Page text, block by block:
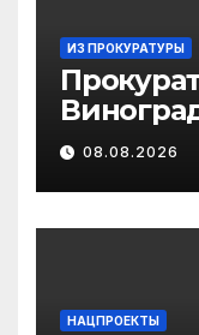
ИЗ ПРОКУРАТУРЫ
08.08.2026
НАЦПРОЕКТЫ